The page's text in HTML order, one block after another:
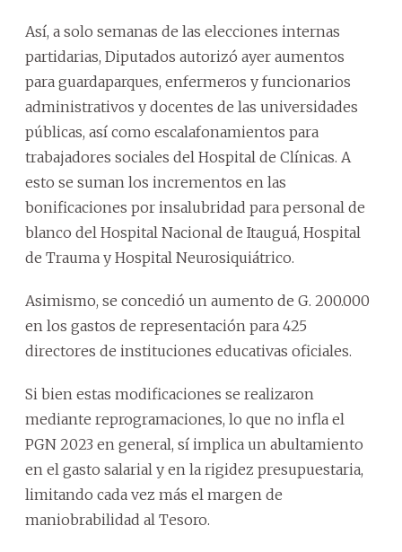
Así, a solo semanas de las elecciones internas
partidarias, Diputados autorizó ayer aumentos
para guardaparques, enfermeros y funcionarios
administrativos y docentes de las universidades
públicas, así como escalafonamientos para
trabajadores sociales del Hospital de Clínicas. A
esto se suman los incrementos en las
bonificaciones por insalubridad para personal de
blanco del Hospital Nacional de Itauguá, Hospital
de Trauma y Hospital Neurosiquiátrico.
Asimismo, se concedió un aumento de G. 200.000
en los gastos de representación para 425
directores de instituciones educativas oficiales.
Si bien estas modificaciones se realizaron
mediante reprogramaciones, lo que no infla el
PGN 2023 en general, sí implica un abultamiento
en el gasto salarial y en la rigidez presupuestaria,
limitando cada vez más el margen de
maniobrabilidad al Tesoro.